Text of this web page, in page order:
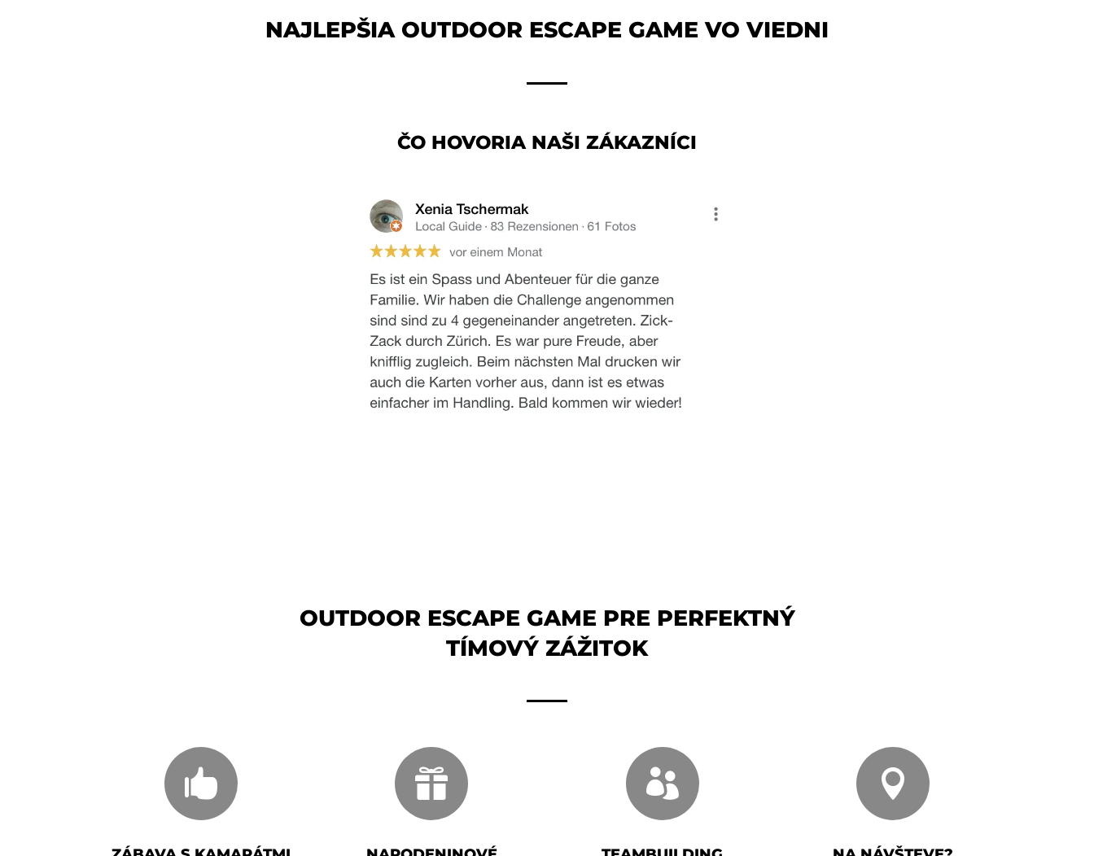
NAJLEPŠIA OUTDOOR ESCAPE GAME VO VIEDNI
ČO HOVORIA NAŠI ZÁKAZNÍCI
OUTDOOR ESCAPE GAME PRE PERFEKTNÝ
TÍMOVÝ ZÁŽITOK
   